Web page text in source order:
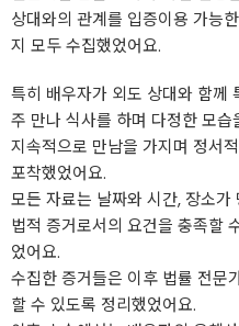
상대와의 관계를 입증이용 가능
지 모두 수집했었어요.
특히 배우자가 외도 상대와 함께
주 만나 식사를 하며 다정한 모
지속적으로 만남을 가지며 정서
포착했었어요.
모든 자료는 날짜와 시간, 장소
법적 증거로서의 요건을 충족할
었어요.
수집한 증거들은 이후 법률 전문
할 수 있도록 정리했었어요.